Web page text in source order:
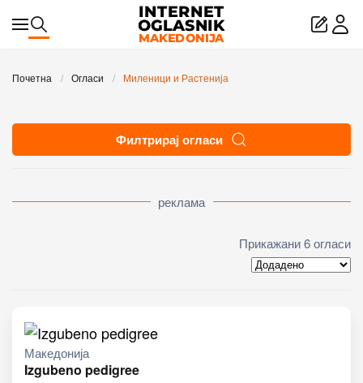
Skip to main content
Почетна Огласи Миленици и Растенија
Филтрирај огласи
реклама
Прикажани 6 огласи
Македонија
Izgubeno pedigree